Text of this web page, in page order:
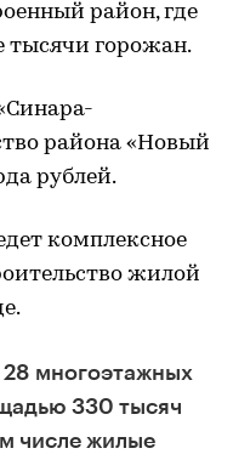
район, где
тысячи горожан.
района «Новый
рублей.
комплексное
жилой
28 многоэтажных
330 тысяч
числе жилые